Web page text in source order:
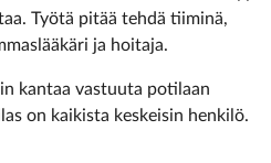
Työtä pitää tehdä tiiminä,
ja hoitaja.
kantaa vastuuta potilaan
on kaikista keskeisin henkilö.